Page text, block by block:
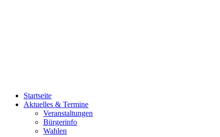
Startseite
Aktuelles & Termine
Veranstaltungen
Bürgerinfo
Wahlen